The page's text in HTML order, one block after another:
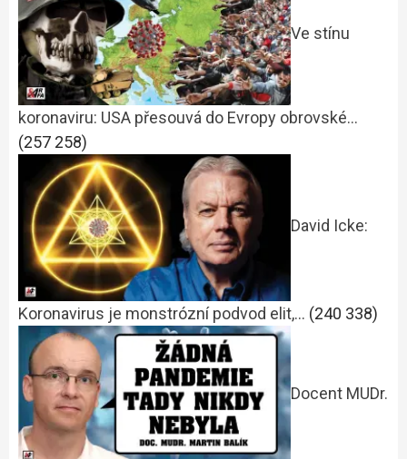
Ve stínu
koronaviru: USA přesouvá do Evropy obrovské…
(257 258)
David Icke:
Koronavirus je monstrózní podvod elit,… (240 338)
Docent MUDr.